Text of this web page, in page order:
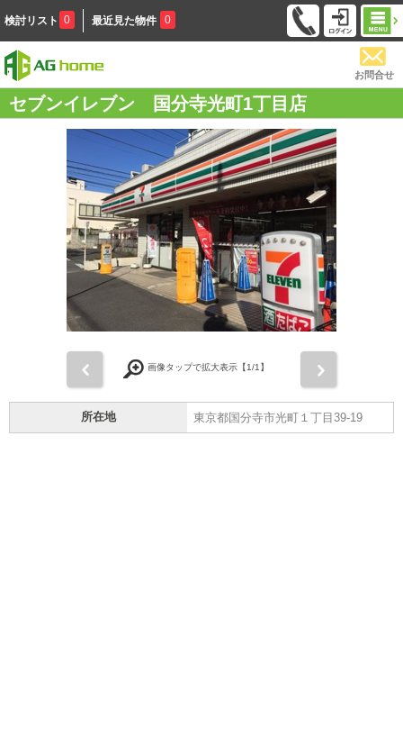
検討リスト 0 最近見た物件 0
お問合せ
セブンイレブン 国分寺光町1丁目店
画像タップで拡大表示【1/1】
所在地 東京都国分寺市光町１丁目39-19